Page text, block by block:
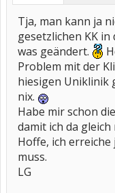
Tja, man kann ja
gesetzlichen KK
was geändert.
Problem mit der
hiesigen Uniklinik
nix.
Habe mir schon
damit ich da
Hoffe, ich
muss.
LG